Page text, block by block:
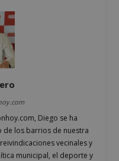
Diego se ha
de los barrios de nuestra
vecinales y
municipal, el deporte y
necesarias